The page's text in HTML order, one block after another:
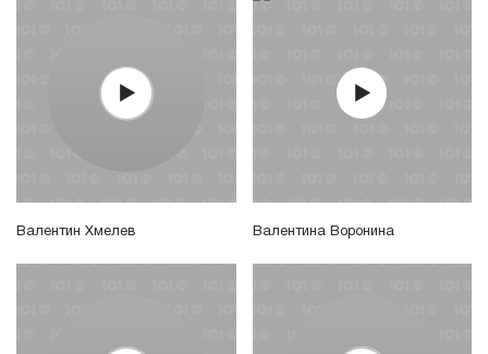
Валентин Хмелев Валентина Воронина